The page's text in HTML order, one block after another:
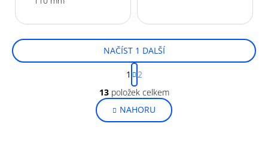
O
v
l
á
NAČÍST 1 DALŠÍ
S
t
r
á
n
k
1
2
13položek celkem
NAHORU